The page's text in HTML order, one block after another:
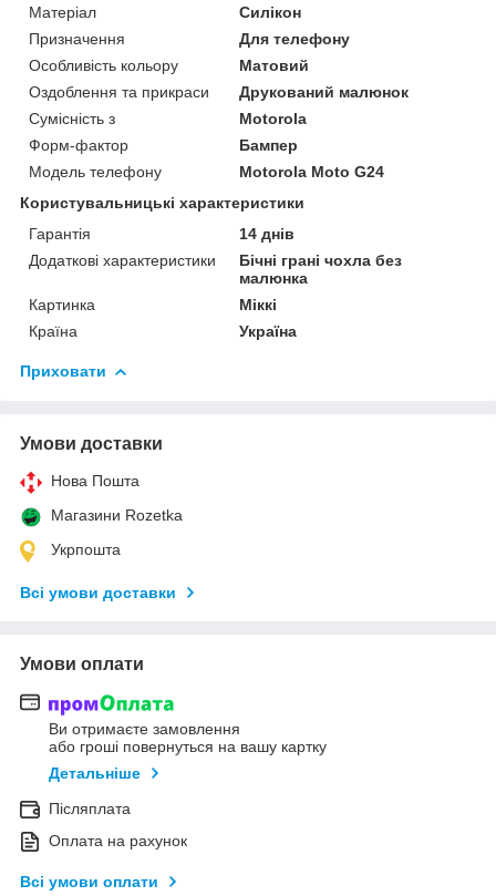
Матеріал
Силікон
Призначення
Для телефону
Особливість кольору
Матовий
Оздоблення та прикраси
Друкований малюнок
Сумісність з
Motorola
Форм-фактор
Бампер
Модель телефону
Motorola Moto G24
Користувальницькі характеристики
Гарантія
14 днів
Додаткові характеристики
Бічні грані чохла без
малюнка
Картинка
Міккі
Країна
Україна
Приховати
Умови доставки
Нова Пошта
Магазини Rozetka
Укрпошта
Всі умови доставки
Умови оплати
Ви отримаєте замовлення
або гроші повернуться на вашу картку
Детальніше
Післяплата
Оплата на рахунок
Всі умови оплати